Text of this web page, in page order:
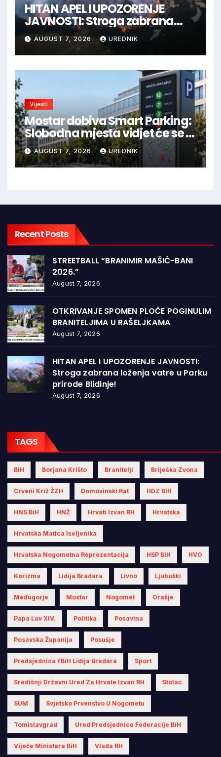
HITAN APEL I UPOZORENJE
JAVNOSTI: Stroga zabrana
loženja vatre u Parku prirode
Blidinje!
AUGUST 7, 2026 UREDNIK
Vijesti
Mostar dobiva Smart Parking:
Slobodna mjesta vidjet će se u
aplikaciji
AUGUST 7, 2026 UREDNIK
Recent Posts
STREETBALL “BRANIMIR MAŠIĆ-BANI
2026.”
August 7, 2026
OTKRIVANJE SPOMEN PLOČE POGINULIM
BRANITELJIMA U RAŠELJKAMA
August 7, 2026
HITAN APEL I UPOZORENJE JAVNOSTI:
Stroga zabrana loženja vatre u Parku
prirode Blidinje!
August 7, 2026
TAGS
BiH Borjana Krišto Branitelji Briješka Zvona
Crveni Križ ŽZH Domovinski Rat HDZ BiH
HNS BiH HNŽ Hrvati Izvan RH Hrvatska
Hrvatska Matica Iseljenika
Hrvatska Nogometna Reprezentacija HSP BiH HVO
Korizma Lidija Bradara Livno Ljubuški
Međugorje Mostar Nogomet Orašje
Papa Lav XIV. Politika Posavina
Posavska Županija Posušje
Predsjednica FBiH Lidija Bradara Sport
Središnji Državni Ured Za Hrvate Izvan RH Stolac
SUM Svjetsko Prvenstvo U Nogometu
Tomislavgrad Ured Predsjednice Federacije BiH
Vijeće Ministara BiH Vlada RH